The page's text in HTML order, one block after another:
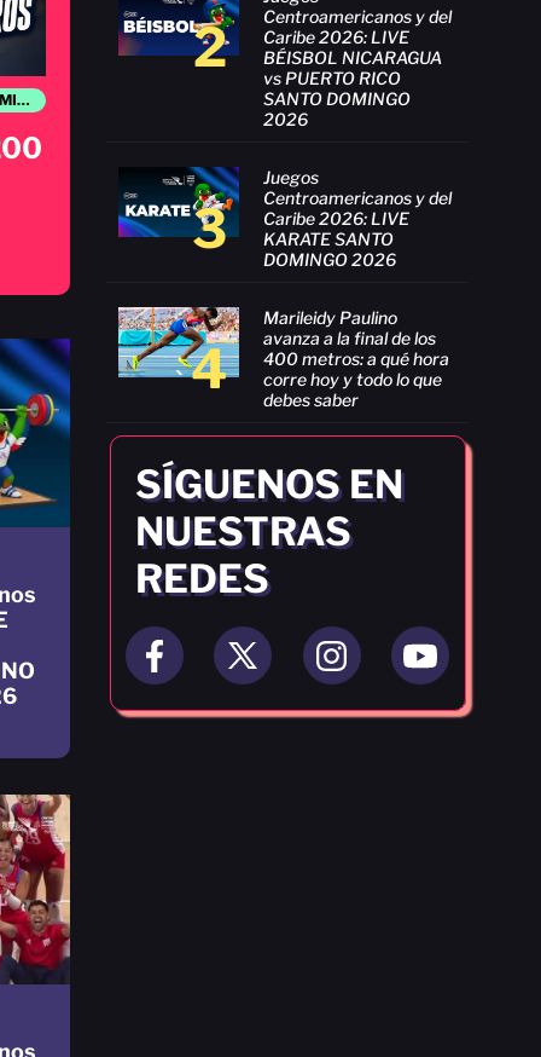
2
Centroamericanos y del
Caribe 2026: LIVE
BÉISBOL NICARAGUA
vs PUERTO RICO
SANTO DOMINGO
2026
3
Juegos
Centroamericanos y del
Caribe 2026: LIVE
KARATE SANTO
DOMINGO 2026
4
Marileidy Paulino
avanza a la final de los
400 metros: a qué hora
corre hoy y todo lo que
debes saber
SÍGUENOS EN
NUESTRAS
REDES
JUEGOS CENTROAMERICANOS Y DEL CARIBE SANTO DOMINGO 2026